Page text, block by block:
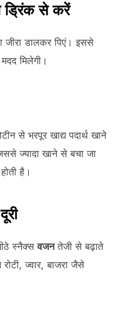
ड्रिंक से करें
जीरा डालकर पिएं। इससे
मिलेगी।
से भरपूर खाद्य पदार्थ खाने
ज्यादा खाने से बचा जा
है।
स्नैक्सवजनतेजी से बढ़ाते
ज्वार, बाजरा जैसे